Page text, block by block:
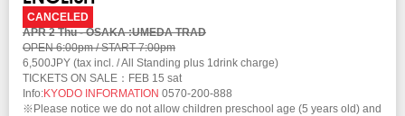
CANCELED
APR 2 Thu - OSAKA :UMEDA TRAD
OPEN 6:00pm / START 7:00pm
6,500JPY (tax incl. / All Standing plus 1drink charge)
TICKETS ON SALE：FEB 15 sat
Info:KYODO INFORMATION 0570-200-888
※Please notice we do not allow children preschool age (5 years old) and